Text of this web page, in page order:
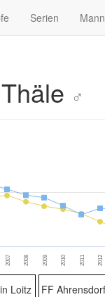
Serien
♂
2007 2008 2009 2010 2011 2012
Loitz FF Ahrensdorf